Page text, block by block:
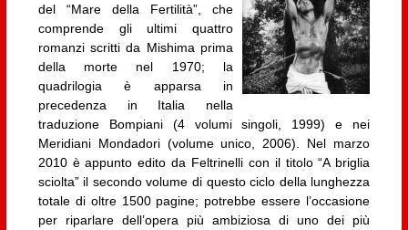
del “Mare della Fertilità”, che
comprende gli ultimi quattro
romanzi scritti da Mishima prima
della morte nel 1970; la
quadrilogia è apparsa in
precedenza in Italia nella
traduzione Bompiani (4 volumi singoli, 1999) e nei
Meridiani Mondadori (volume unico, 2006). Nel marzo
2010 è appunto edito da Feltrinelli con il titolo “A briglia
sciolta” il secondo volume di questo ciclo della lunghezza
totale di oltre 1500 pagine; potrebbe essere l’occasione
per riparlare dell’opera più ambiziosa di uno dei più